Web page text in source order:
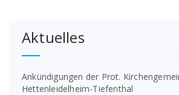
Aktuelles
Ankündigungen der Prot.
Hettenleidelheim-Tiefenthal